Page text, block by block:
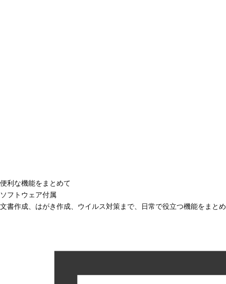
便利な機能をまとめて
ソフトウェア付属
文書作成、はがき作成、ウイルス対策まで、日常で役立つ機能をまと